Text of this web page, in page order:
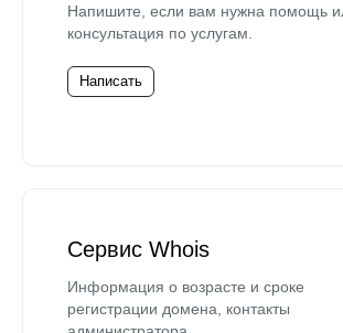
Напишите, если вам нужна помощь
консультация по услугам.
Написать
Сервис Whois
Информация о возрасте и сроке
регистрации домена, контакты